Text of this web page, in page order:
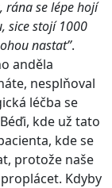
rána se lépe hojí
sice stojí 1000
nastat”.
anděla
nesplňoval
léčba se
kde už tato
kde se
protože naše
Kdyby